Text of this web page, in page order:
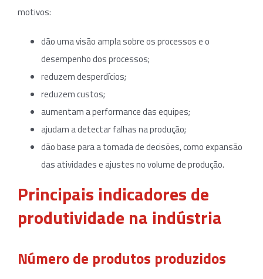
motivos:
dão uma visão ampla sobre os processos e o
desempenho dos processos;
reduzem desperdícios;
reduzem custos;
aumentam a performance das equipes;
ajudam a detectar falhas na produção;
dão base para a tomada de decisões, como expansão
das atividades e ajustes no volume de produção.
Principais indicadores de
produtividade na indústria
Número de produtos produzidos